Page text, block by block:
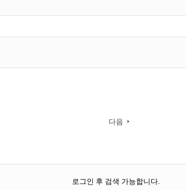
다음
로그인 후 검색 가능합니다.